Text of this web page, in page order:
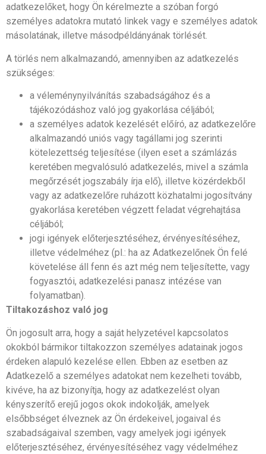
adatkezelőket, hogy Ön kérelmezte a szóban forgó
személyes adatokra mutató linkek vagy e személyes adatok
másolatának, illetve másodpéldányának törlését.
A törlés nem alkalmazandó, amennyiben az adatkezelés
szükséges:
a véleménynyilvánítás szabadságához és a
tájékozódáshoz való jog gyakorlása céljából;
a személyes adatok kezelését előíró, az adatkezelőre
alkalmazandó uniós vagy tagállami jog szerinti
kötelezettség teljesítése (ilyen eset a számlázás
keretében megvalósuló adatkezelés, mivel a számla
megőrzését jogszabály írja elő), illetve közérdekből
vagy az adatkezelőre ruházott közhatalmi jogosítvány
gyakorlása keretében végzett feladat végrehajtása
céljából;
jogi igények előterjesztéséhez, érvényesítéséhez,
illetve védelméhez (pl.: ha az Adatkezelőnek Ön felé
követelése áll fenn és azt még nem teljesítette, vagy
fogyasztói, adatkezelési panasz intézése van
folyamatban).
Tiltakozáshoz való jog
Ön jogosult arra, hogy a saját helyzetével kapcsolatos
okokból bármikor tiltakozzon személyes adatainak jogos
érdeken alapuló kezelése ellen. Ebben az esetben az
Adatkezelő a személyes adatokat nem kezelheti tovább,
kivéve, ha az bizonyítja, hogy az adatkezelést olyan
kényszerítő erejű jogos okok indokolják, amelyek
elsőbbséget élveznek az Ön érdekeivel, jogaival és
szabadságaival szemben, vagy amelyek jogi igények
előterjesztéséhez, érvényesítéséhez vagy védelméhez